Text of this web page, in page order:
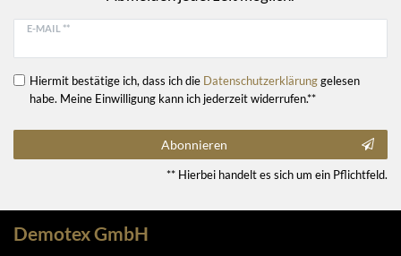
E-MAIL **
Hiermit bestätige ich, dass ich die Daten­schutz­erklärunggelesen
habe. Meine Einwilligung kann ich jederzeit widerrufen.**
Abonnieren
** Hierbei handelt es sich um ein Pflichtfeld.
Demotex GmbH